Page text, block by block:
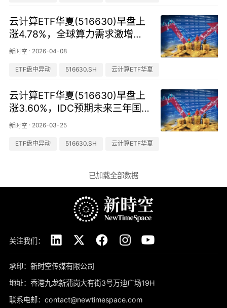
云计算ETF华夏(516630)早盘上
涨4.78%，全球算力需求激增，
周度Token消耗增加280%
新时空 · 2026-04-08
ETF盘中异动 516630.SH 云计算ETF华夏
云计算ETF华夏(516630)早盘上
涨3.60%，IDC预期未来三年国
内智算将维持40%年增速
新时空 · 2026-03-25
ETF盘中异动 516630.SH 云计算ETF华夏
已加载全部数据
关注我们：
承印：新时空传媒有限公司
地址：香港九龙新蒲岗大有街3号万迪广场19H
联系电邮：contact@newtimespace.com